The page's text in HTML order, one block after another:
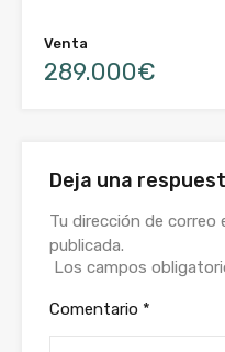
Venta
289.000€
Deja una
Tu dirección de correo
publicada.
Los campos
Comentario *